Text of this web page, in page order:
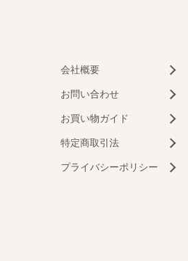
会社概要
お問い合わせ
お買い物ガイド
特定商取引法
プライバシーポリシー